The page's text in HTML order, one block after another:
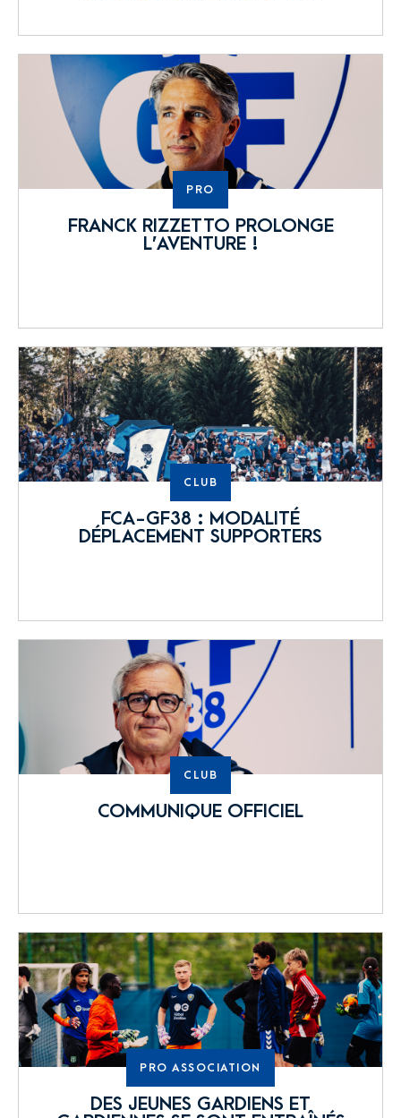
PRO
FRANCK RIZZETTO PROLONGE
L’AVENTURE !
CLUB
FCA-GF38 : MODALITÉ
DÉPLACEMENT SUPPORTERS
CLUB
COMMUNIQUE OFFICIEL
PRO ASSOCIATION
DES JEUNES GARDIENS ET